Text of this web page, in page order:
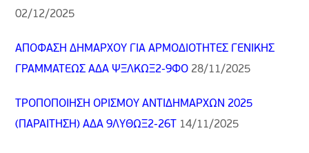
02/12/2025
ΑΠΟΦΑΣΗ ΔΗΜΑΡΧΟΥ ΓΙΑ ΑΡΜΟΔΙΟΤΗΤΕΣ ΓΕΝΙΚΗΣ
ΓΡΑΜΜΑΤΕΩΣ ΑΔΑ ΨΞΛΚΩΞ2-9ΦΟ 28/11/2025
ΤΡΟΠΟΠΟΙΗΣΗ ΟΡΙΣΜΟΥ ΑΝΤΙΔΗΜΑΡΧΩΝ 2025
(ΠΑΡΑΙΤΗΣΗ) ΑΔΑ 9ΛΥΘΩΞ2-26Τ
14/11/2025